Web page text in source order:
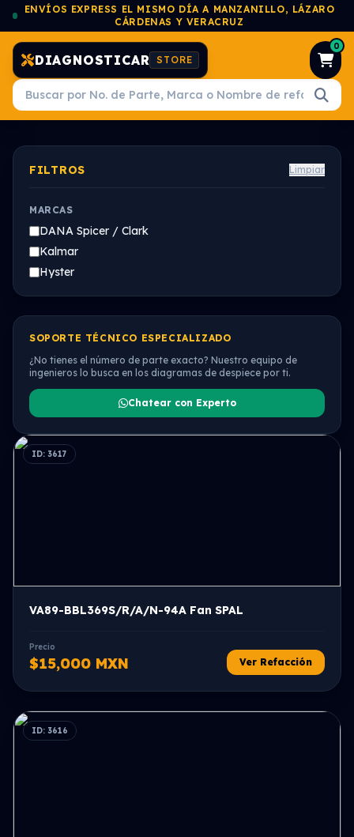
ENVÍOS EXPRESS EL MISMO DÍA A MANZANILLO, LÁZARO
CÁRDENAS Y VERACRUZ
DIAGNOSTICAR STORE
0
FILTROS Limpiar
MARCAS
DANA Spicer / Clark
Kalmar
Hyster
SOPORTE TÉCNICO ESPECIALIZADO
¿No tienes el número de parte exacto? Nuestro equipo de
ingenieros lo busca en los diagramas de despiece por ti.
Chatear con Experto
ID: 3617
VA89-BBL369S/R/A/N-94A Fan SPAL
Precio
$15,000 MXN Ver Refacción
ID: 3616